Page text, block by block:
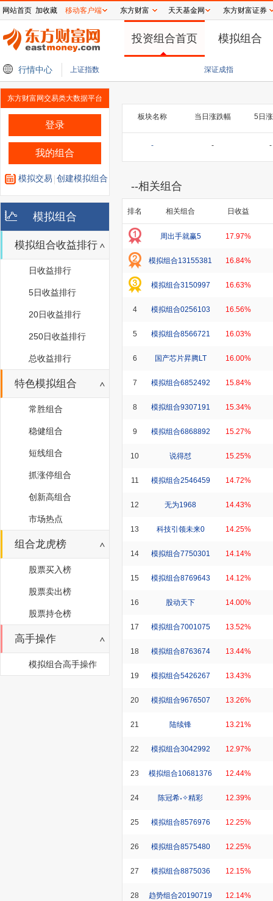
网站首页 加收藏 移动客户端 东方财富 天天基金网 东方财富证券
投资组合首页 模拟组合
行情中心 上证指数 深证成指
新！ 美团外卖：因暴雨红色预警，已陆续暂停相应区域的外卖配送服务
东方财富网交易类大数据平台
登录
我的组合
模拟交易 创建模拟组合
模拟组合
模拟组合收益排行
日收益排行
5日收益排行
20日收益排行
250日收益排行
总收益排行
特色模拟组合
常胜组合
稳健组合
短线组合
抓涨停组合
创新高组合
市场热点
组合龙虎榜
股票买入榜
股票卖出榜
股票持仓榜
高手操作
模拟组合高手操作
板块名称 当日涨跌幅 5日
- - -
--相关组合
排名 相关组合 日收益
周出手就赢5 17.97%
模拟组合13155381 16.84%
模拟组合3150997 16.63%
4 模拟组合0256103 16.56%
5 模拟组合8566721 16.03%
6 国产芯片昇腾LT 16.00%
7 模拟组合6852492 15.84%
8 模拟组合9307191 15.34%
9 模拟组合6868892 15.27%
10 说得怼 15.25%
11 模拟组合2546459 14.72%
12 无为1968 14.43%
13 科技引领未来0 14.25%
14 模拟组合7750301 14.14%
15 模拟组合8769643 14.12%
16 股动天下 14.00%
17 模拟组合7001075 13.52%
18 模拟组合8763674 13.44%
19 模拟组合5426267 13.43%
20 模拟组合9676507 13.26%
21 陆续锋 13.21%
22 模拟组合3042992 12.97%
23 模拟组合10681376 12.44%
24 陈冠希˖✧精彩 12.39%
25 模拟组合8576976 12.25%
26 模拟组合8575480 12.25%
27 模拟组合8875036 12.15%
28 趋势组合20190719 12.14%